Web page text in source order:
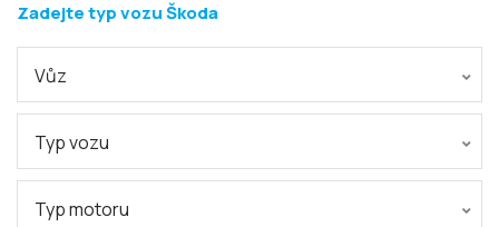
Zadejte typ vozu Škoda
Vůz
Typ vozu
Typ motoru